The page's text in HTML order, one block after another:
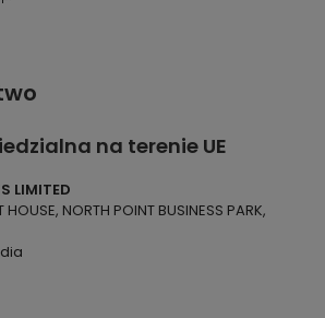
na terenie UE
LIMITED
NORTH POINT BUSINESS PARK,